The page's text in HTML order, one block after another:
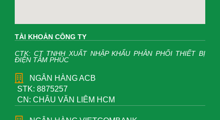
TÀI KHOẢN CÔNG TY
CTK: CT TNHH XUẤT NHẬP KHẨU PHÂN PHỐI THIẾT BỊ
ĐIỆN TÂM PHÚC
NGÂN HÀNG ACB
STK: 8875257
CN: CHÂU VĂN LIÊM HCM